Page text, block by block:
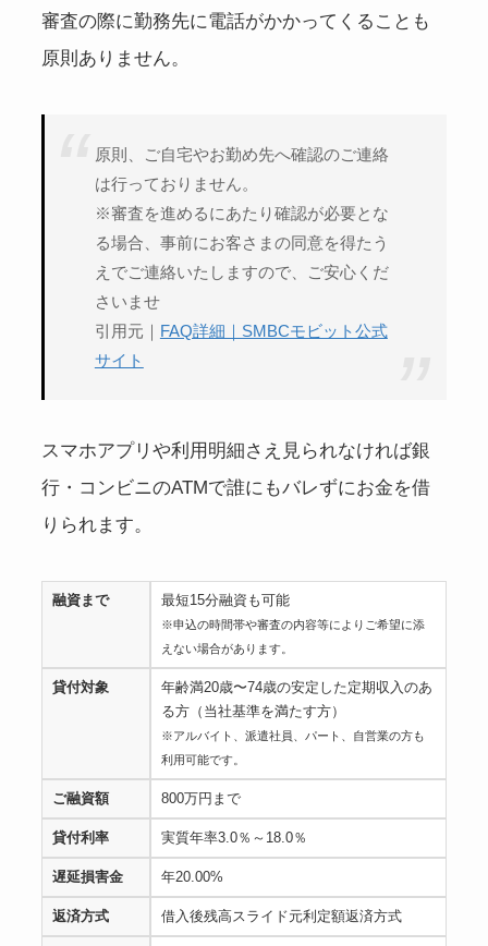
審査の際に勤務先に電話がかかってくることも
原則ありません。
原則、ご自宅やお勤め先へ確認のご連絡
は行っておりません。
※審査を進めるにあたり確認が必要とな
る場合、事前にお客さまの同意を得たう
えでご連絡いたしますので、ご安心くだ
さいませ
引用元｜ FAQ詳細｜SMBCモビット公式
サイト
スマホアプリや利用明細さえ見られなければ銀
行・コンビニのATMで誰にもバレずにお金を借
りられます。
融資まで 最短15分融資も可能
※申込の時間帯や審査の内容等によりご希望に添
えない場合があります。
貸付対象
年齢満20歳〜74歳の安定した定期収入のあ
る方（当社基準を満たす方）
※アルバイト、派遣社員、パート、自営業の方も
利用可能です。
ご融資額 800万円まで
貸付利率 実質年率3.0％～18.0％
遅延損害金 年20.00%
返済方式 借入後残高スライド元利定額返済方式